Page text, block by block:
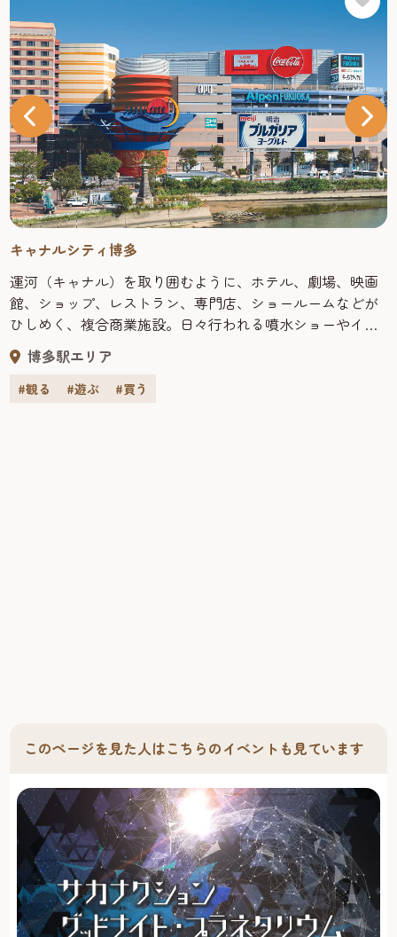
キャナルシティ博多
運河（キャナル）を取り囲むように、ホテル、劇場、映画
館、ショップ、レストラン、専門店、ショールームなどが
ひしめく、複合商業施設。日々行われる噴水ショーやイベ
ントの他、ショッピングに、レジャーに、そしてグルメに
と、ここに来ればとにかく退屈することなし！海外からの
観光客も多い福岡観光では人気のスポットだ。 買う キャナ
ネマ キャナルシティ13」、メダルゲームやＵＦＯキャッ
チャーなどを多数取りそろえた「TAITO STATION」など、遊
び心を満たしてくれるエンターテイメント施設も盛りだく
さん。
博多駅エリア
#観る #遊ぶ #買う
このページを見た人はこちらのイベントも見ています